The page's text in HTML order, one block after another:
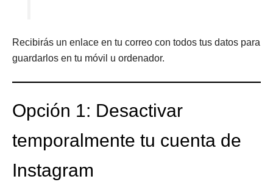
Recibirás un enlace en tu correo con todos tus datos para
guardarlos en tu móvil u ordenador.
Opción 1: Desactivar
temporalmente tu cuenta de
Instagram